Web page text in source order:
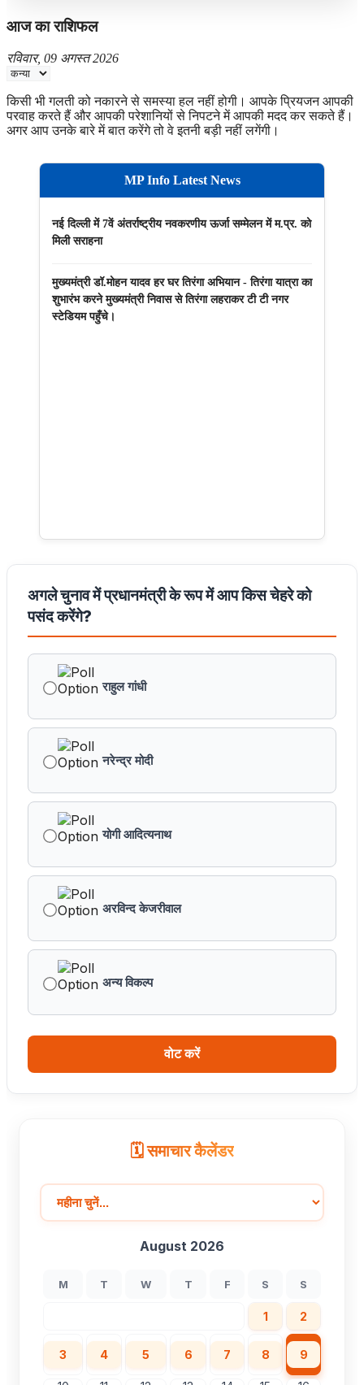
आज का राशिफल
रविवार, 09 अगस्त 2026
किसी भी गलती को नकारने से समस्या हल नहीं होगी। आपके प्रियजन आपकी
परवाह करते हैं और आपकी परेशानियों से निपटने में आपकी मदद कर सकते हैं।
अगर आप उनके बारे में बात करेंगे तो वे इतनी बड़ी नहीं लगेंगी।
MP Info Latest News
नई दिल्ली में 7वें अंतर्राष्ट्रीय नवकरणीय ऊर्जा सम्मेलन में म.प्र. को
मिली सराहना
मुख्यमंत्री डॉ.मोहन यादव हर घर तिरंगा अभियान - तिरंगा यात्रा का
शुभारंभ करने मुख्यमंत्री निवास से तिरंगा लहराकर टी टी नगर
स्टेडियम पहुँचे।
अगले चुनाव में प्रधानमंत्री के रूप में आप किस चेहरे को
पसंद करेंगे?
राहुल गांधी
नरेन्द्र मोदी
योगी आदित्यनाथ
अरविन्द केजरीवाल
अन्य विकल्प
वोट करें
🗓️ समाचार कैलेंडर
August 2026
M T W T F S S
1 2
3 4 5 6 7 8 9